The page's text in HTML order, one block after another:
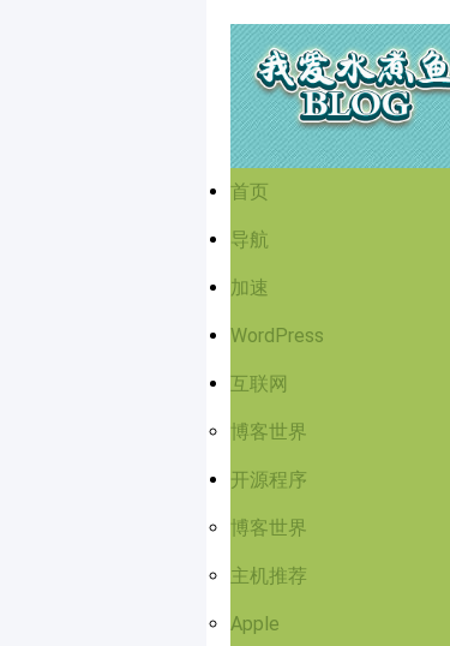
首页
导航
加速
WordPress
互联网
博客世界
开源程序
博客世界
主机推荐
Apple